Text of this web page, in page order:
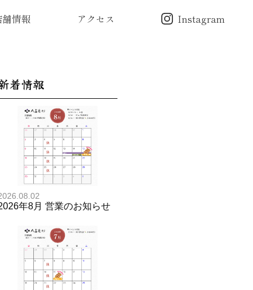
舗情報 アクセス Instagram
着情報
年8月 営業のお知らせ